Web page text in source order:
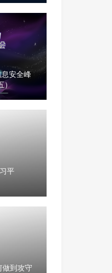
安全峰
）
平
做到攻守